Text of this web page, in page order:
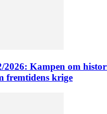
2026: Kampen om
fremtidens krige